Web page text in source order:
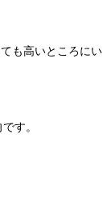
も高いところにい
す。